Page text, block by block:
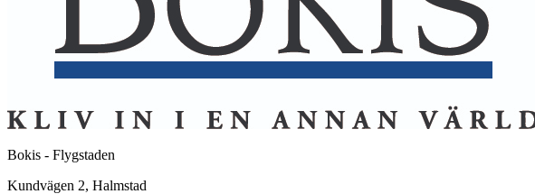
Bokis - Flygstaden
Kundvägen 2, Halmstad